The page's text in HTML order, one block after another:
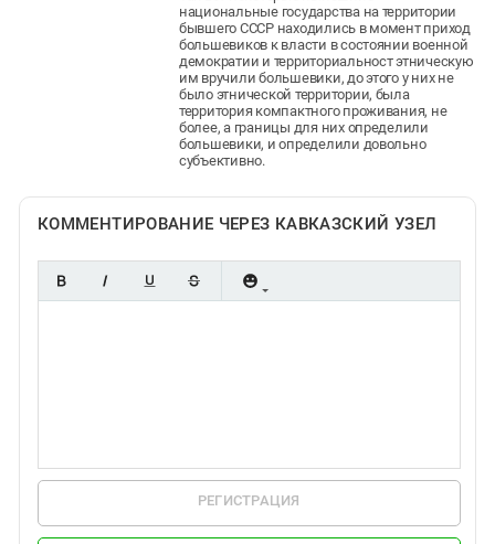
национальные государства на территории
бывшего СССР находились в момент приход
большевиков к власти в состоянии военной
демократии и территориальност этническую
им вручили большевики, до этого у них не
было этнической территории, была
территория компактного проживания, не
более, а границы для них определили
большевики, и определили довольно
субъективно.
КОММЕНТИРОВАНИЕ ЧЕРЕЗ КАВКАЗСКИЙ УЗЕЛ
РЕГИСТРАЦИЯ